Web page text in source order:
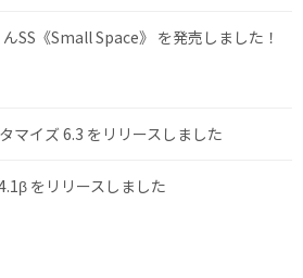
SS《Small Space》 を発売しました！
マイズ 6.3 をリリースしました
をリリースしました